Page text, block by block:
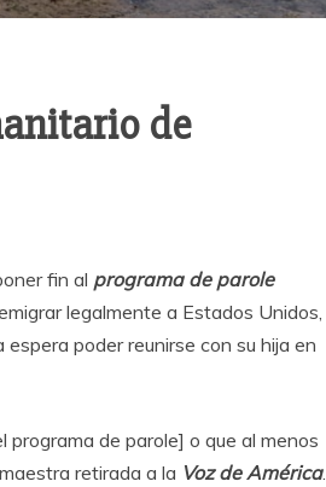
de
fin al programa de parole
legalmente a Estados Unidos,
poder reunirse con su hija en
programa de parole] o que al menos
retirada a la Voz de América.